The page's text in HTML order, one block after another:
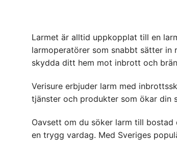
Larmet är alltid uppkopplat till en
larmoperatörer som snabbt sätter in
skydda ditt hem mot inbrott och
Verisure erbjuder larm med
tjänster och produkter som ökar din
Oavsett om du söker larm till
en trygg vardag. Med Sveriges